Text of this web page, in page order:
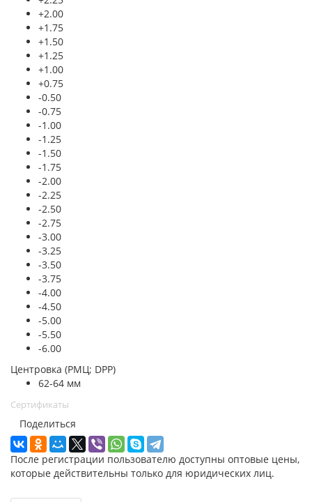
+2.00
+1.75
+1.50
+1.25
+1.00
+0.75
-0.50
-0.75
-1.00
-1.25
-1.50
-1.75
-2.00
-2.25
-2.50
-2.75
-3.00
-3.25
-3.50
-3.75
-4.00
-4.50
-5.00
-5.50
-6.00
Центровка (РМЦ; DPP)
62-64 мм
Сертификаты
Поделиться
После регистрации пользователю доступны оптовые цены,
которые действительны только для юридических лиц.